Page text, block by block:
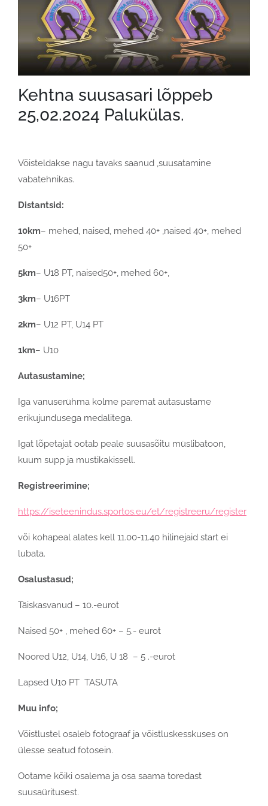
Kehtna suusasari lõppeb
25,02.2024 Palukülas.
Võisteldakse nagu tavaks saanud ,suusatamine
vabatehnikas.
Distantsid:
10km– mehed, naised, mehed 40+ ,naised 40+, mehed
50+
5km– U18 PT, naised50+, mehed 60+,
3km– U16PT
2km– U12 PT, U14 PT
1km– U10
Autasustamine;
Iga vanuserühma kolme paremat autasustame
erikujundusega medalitega.
Igat lõpetajat ootab peale suusasõitu müslibatoon,
kuum supp ja mustikakissell.
Registreerimine;
https://iseteenindus.sportos.eu/et/registreeru/register
või kohapeal alates kell 11.00-11.40 hilinejaid start ei
lubata.
Osalustasud;
Täiskasvanud – 10.-eurot
Naised 50+ , mehed 60+ – 5.- eurot
Noored U12, U14, U16, U 18 – 5 .-eurot
Lapsed U10 PT TASUTA
Muu info;
Võistlustel osaleb fotograaf ja võistluskesskuses on
ülesse seatud fotosein.
Ootame kõiki osalema ja osa saama toredast
suusaüritusest.